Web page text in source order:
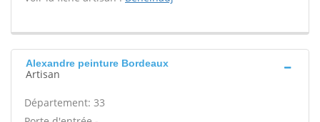
Alexandre peinture Bordeaux
Artisan
Département: 33